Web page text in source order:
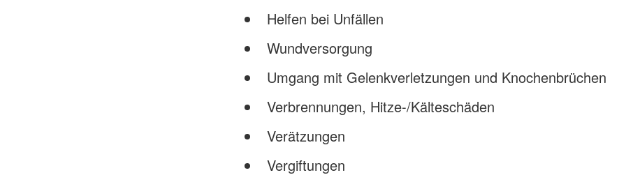
Helfen bei Unfällen
Wundversorgung
Umgang mit Gelenkverletzungen und Knochenbrüchen
Verbrennungen, Hitze-/Kälteschäden
Verätzungen
Vergiftungen